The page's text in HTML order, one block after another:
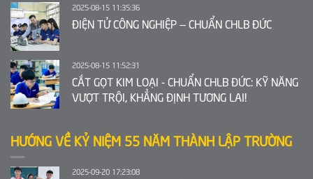
2025-08-15 11:35:36
ĐIỆN TỬ CÔNG NGHIỆP – CHUẨN CHLB ĐỨC
2025-08-15 11:52:31
CẮT GỌT KIM LOẠI - CHUẨN CHLB ĐỨC: KỸ NĂNG
VƯỢT TRỘI, KHẲNG ĐỊNH TƯƠNG LAI!
HƯỚNG VỀ KỶ NIỆM 55 NĂM THÀNH LẬP TRƯỜNG
2025-09-20 17:23:08